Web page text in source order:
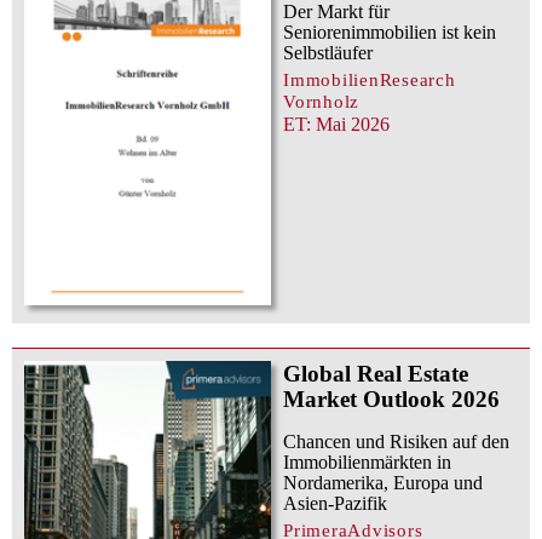
Der Markt für
Seniorenimmobilien ist kein
Selbstläufer
ImmobilienResearch
Vornholz
ET: Mai 2026
Global Real Estate
Market Outlook 2026
Chancen und Risiken auf den
Immobilienmärkten in
Nordamerika, Europa und
Asien-Pazifik
PrimeraAdvisors